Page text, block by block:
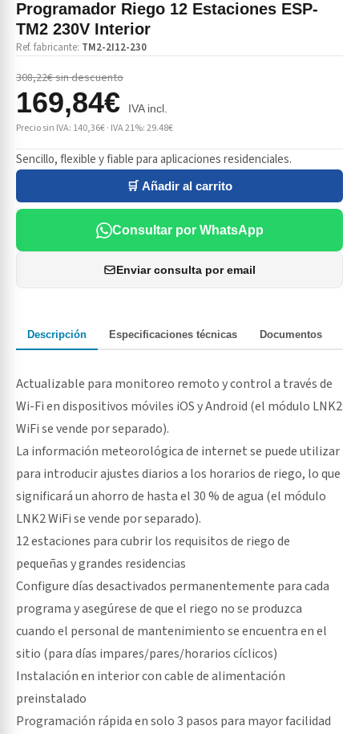
Programador Riego 12 Estaciones ESP-
TM2 230V Interior
Ref. fabricante: TM2-2I12-230
308,22€ sin descuento
169,84€ IVA incl.
Precio sin IVA: 140,36€ · IVA 21%: 29.48€
Sencillo, flexible y fiable para aplicaciones residenciales.
🛒 Añadir al carrito
Consultar por WhatsApp
Enviar consulta por email
Descripción Especificaciones técnicas Documentos
Actualizable para monitoreo remoto y control a través de
Wi-Fi en dispositivos móviles iOS y Android (el módulo LNK2
WiFi se vende por separado).
La información meteorológica de internet se puede utilizar
para introducir ajustes diarios a los horarios de riego, lo que
significará un ahorro de hasta el 30 % de agua (el módulo
LNK2 WiFi se vende por separado).
12 estaciones para cubrir los requisitos de riego de
pequeñas y grandes residencias
Configure días desactivados permanentemente para cada
programa y asegúrese de que el riego no se produzca
cuando el personal de mantenimiento se encuentra en el
sitio (para días impares/pares/horarios cíclicos)
Instalación en interior con cable de alimentación
preinstalado
Programación rápida en solo 3 pasos para mayor facilidad